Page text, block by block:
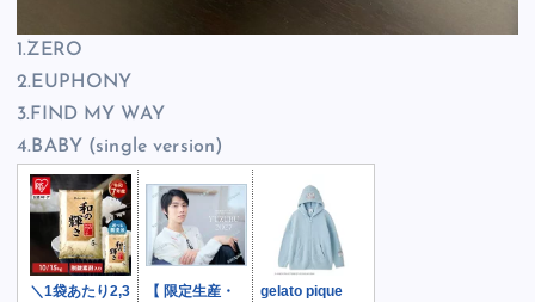
1.ZERO
2.EUPHONY
3.FIND MY WAY
4.BABY (single version)